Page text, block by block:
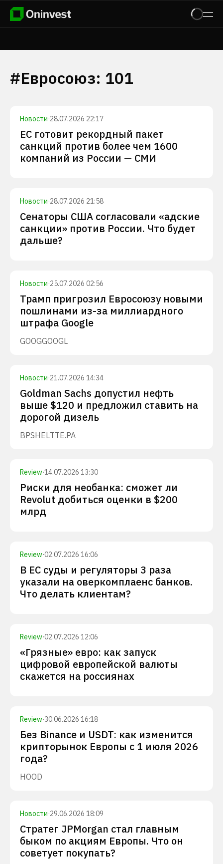
#Евросоюз: 101
Новости·28.07.2026 22:17
ЕС готовит рекордный пакет
санкций против более чем 1600
компаний из России — СМИ
Новости·28.07.2026 21:58
Сенаторы США согласовали «адские
санкции» против России. Что будет
дальше?
Новости·25.07.2026 02:56
Трамп пригрозил Евросоюзу новыми
пошлинами из-за миллиардного
штрафа Google
GOOGGOOGL
Новости·21.07.2026 14:34
Goldman Sachs допустил нефть
выше $120 и предложил ставить на
дорогой дизель
BPSHELTTE.PA
Review·14.07.2026 13:30
Риски для необанка: сможет ли
Revolut добиться оценки в $200
млрд
Review·02.07.2026 16:06
В ЕС суды и регуляторы 3 раза
указали на оверкомплаенс банков.
Что делать клиентам?
Review·02.07.2026 12:06
«Грязные» евро: как запуск
цифровой европейской валюты
скажется на россиянах
Review·30.06.2026 16:18
Без Binance и USDT: как изменится
крипторынок Европы с 1 июля 2026
года?
HOOD
Новости·29.06.2026 18:09
Стратег JPMorgan стал главным
быком по акциям Европы. Что он
советует покупать?